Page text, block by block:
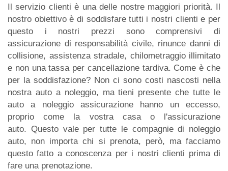
Il servizio clienti è una delle nostre maggiori priorità. Il
nostro obiettivo è di soddisfare tutti i nostri clienti e per
questo i nostri prezzi sono comprensivi di
assicurazione di responsabilità civile, rinunce danni di
collisione, assistenza stradale, chilometraggio illimitato
e non una tassa per cancellazione tardiva. Come è che
per la soddisfazione? Non ci sono costi nascosti nella
nostra auto a noleggio, ma tieni presente che tutte le
auto a noleggio assicurazione hanno un eccesso,
proprio come la vostra casa o l'assicurazione
auto. Questo vale per tutte le compagnie di noleggio
auto, non importa chi si prenota, però, ma facciamo
questo fatto a conoscenza per i nostri clienti prima di
fare una prenotazione.